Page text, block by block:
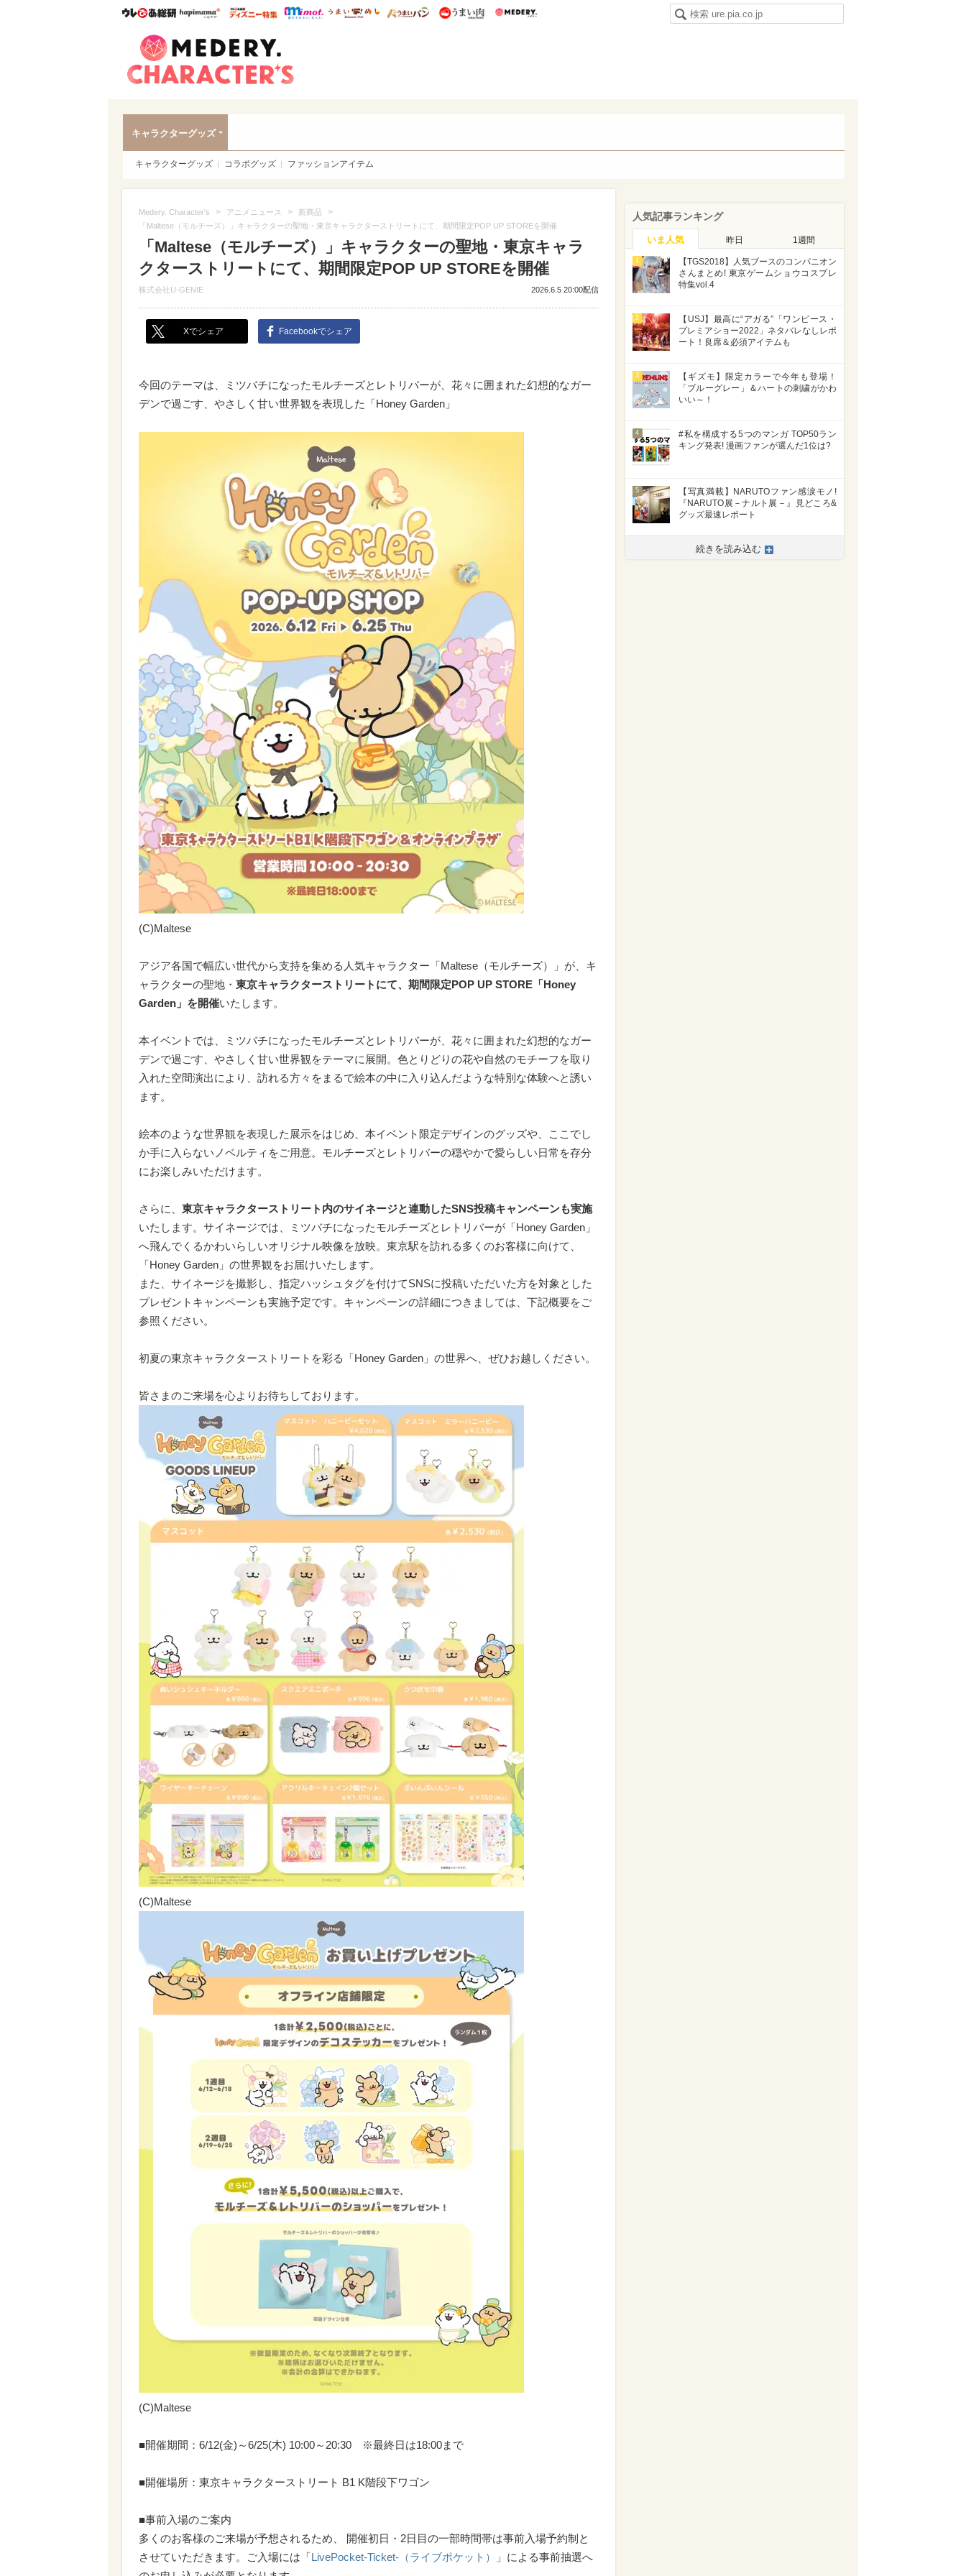
ウレぴあ総研ハピママ* ウレぴあ総研 ディズニー特集
mimot. うまいめし うまいパン うまい肉
キャラクターグッズ
キャラクターグッズ コラボグッズ ファッションアイテム
Medery. Character's > アニメニュース > 新商品 >
「Maltese（モルチーズ）」キャラクターの聖地・東京キャラクターストリートにて、期間限定POP UP STOREを開催
「Maltese（モルチーズ）」キャラクターの聖地・東京キャラ
クターストリートにて、期間限定POP UP STOREを開催
株式会社U-GENIE 2026.6.5 20:00配信
Xでシェア Facebookでシェア
今回のテーマは、ミツバチになったモルチーズとレトリバーが、花々に囲まれた幻想的なガー
デンで過ごす、やさしく甘い世界観を表現した「Honey Garden」
(C)Maltese
アジア各国で幅広い世代から支持を集める人気キャラクター「Maltese（モルチーズ）」が、キ
ャラクターの聖地・ 東京キャラクターストリートにて、期間限定POP UP STORE「Honey
Garden」を開催いたします。
本イベントでは、ミツバチになったモルチーズとレトリバーが、花々に囲まれた幻想的なガー
デンで過ごす、やさしく甘い世界観をテーマに展開。色とりどりの花や自然のモチーフを取り
入れた空間演出により、訪れる方々をまるで絵本の中に入り込んだような特別な体験へと誘い
ます。
絵本のような世界観を表現した展示をはじめ、本イベント限定デザインのグッズや、ここでし
か手に入らないノベルティをご用意。モルチーズとレトリバーの穏やかで愛らしい日常を存分
にお楽しみいただけます。
さらに、 東京キャラクターストリート内のサイネージと連動したSNS投稿キャンペーンも実施
いたします。サイネージでは、ミツバチになったモルチーズとレトリバーが「Honey Garden」
へ飛んでくるかわいらしいオリジナル映像を放映。東京駅を訪れる多くのお客様に向けて、
「Honey Garden」の世界観をお届けいたします。
また、サイネージを撮影し、指定ハッシュタグを付けてSNSに投稿いただいた方を対象とした
プレゼントキャンペーンも実施予定です。キャンペーンの詳細につきましては、下記概要をご
参照ください。
初夏の東京キャラクターストリートを彩る「Honey Garden」の世界へ、ぜひお越しください。
皆さまのご来場を心よりお待ちしております。
(C)Maltese
(C)Maltese
■開催期間：6/12(金)～6/25(木) 10:00～20:30 ※最終日は18:00まで
■開催場所：東京キャラクターストリート B1 K階段下ワゴン
■事前入場のご案内
多くのお客様のご来場が予想されるため、 開催初日・2日目の一部時間帯は事前入場予約制と
させていただきます。ご入場には「LivePocket-Ticket-（ライブポケット）
」による事前抽選へ
人気記事ランキング
いま人気 昨日 1週間
1
【TGS2018】人気ブースのコンパニオン
さんまとめ! 東京ゲームショウコスプレ
特集vol.4
2
【USJ】最高に“アガる”「ワンピース・
プレミアショー2022」ネタバレなしレポ
ート！良席＆必須アイテムも
3
【ギズモ】限定カラーで今年も登場！
「ブルーグレー」＆ハートの刺繍がかわ
いい～！
4
#私を構成する5つのマンガ TOP50ラン
キング発表! 漫画ファンが選んだ1位は?
5
【写真満載】NARUTOファン感涙モノ!
『NARUTO展－ナルト展－』見どころ&
グッズ最速レポート
続きを読み込む